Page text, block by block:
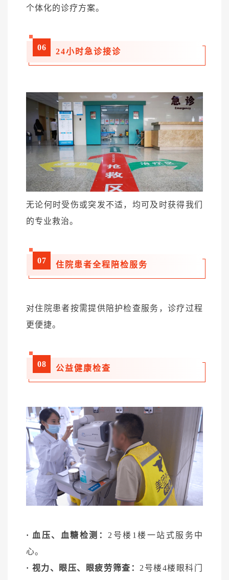
个体化的诊疗方案。
06 24小时急诊接诊
无论何时受伤或突发不适，均可及时获得我们
的专业救治。
07 住院患者全程陪检服务
对住院患者按需提供陪护检查服务，诊疗过程
更便捷。
08 公益健康检查
· 血压、血糖检测： 2号楼1楼一站式服务中
心。
· 视力、眼压、眼疲劳筛查： 2号楼4楼眼科门